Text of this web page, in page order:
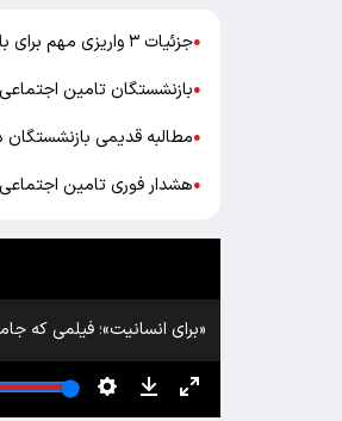
●جزئیات ۳ واریزی مهم برای بازنشستگان تیر ۱۴۰۵
●بازنشستگان تامین
●مطالبه قدیمی
●هشدار فوری تامین
«برای انسانیت»؛ فیلمی که